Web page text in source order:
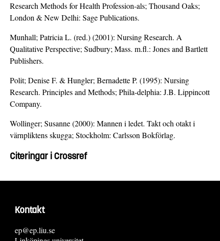
Research Methods for Health Profession-als; Thousand Oaks;
London & New Delhi: Sage Publications.
Munhall; Patricia L. (red.) (2001): Nursing Research. A
Qualitative Perspective; Sudbury; Mass. m.fl.: Jones and Bartlett
Publishers.
Polit; Denise F. & Hungler; Bernadette P. (1995): Nursing
Research. Principles and Methods; Phila-delphia: J.B. Lippincott
Company.
Wollinger; Susanne (2000): Mannen i ledet. Takt och otakt i
värnpliktens skugga; Stockholm: Carlsson Bokförlag.
Citeringar i Crossref
Kontakt
ep@ep.liu.se